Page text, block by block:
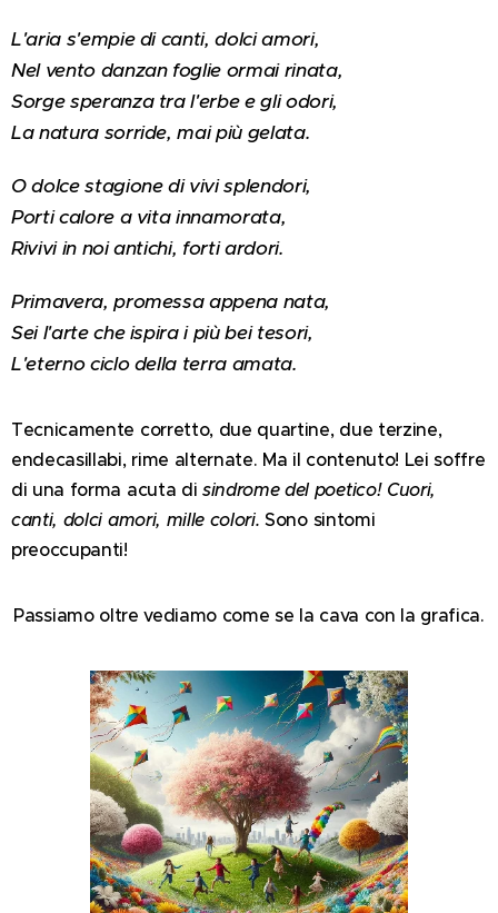
L'aria s'empie di canti, dolci amori,
Nel vento danzan foglie ormai rinata,
Sorge speranza tra l'erbe e gli odori,
La natura sorride, mai più gelata.
O dolce stagione di vivi splendori,
Porti calore a vita innamorata,
Rivivi in noi antichi, forti ardori.
Primavera, promessa appena nata,
Sei l'arte che ispira i più bei tesori,
L'eterno ciclo della terra amata.
Tecnicamente corretto, due quartine, due terzine,
endecasillabi, rime alternate. Ma il contenuto! Lei soffre
di una forma acuta di sindrome del poetico! Cuori,
canti, dolci amori, mille colori. Sono sintomi
preoccupanti!
Passiamo oltre vediamo come se la cava con la grafica.